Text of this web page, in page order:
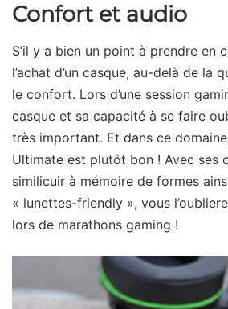
Confort et audio
S’il y a bien un point à prendre en
l’achat d’un casque, au-delà de la
le confort. Lors d’une session
casque et sa capacité à se faire
très important. Et dans ce
Ultimate est plutôt bon ! Avec ses
similicuir à mémoire de formes
« lunettes-friendly », vous
lors de marathons gaming !